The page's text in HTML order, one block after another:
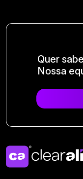
Quer
Nossa